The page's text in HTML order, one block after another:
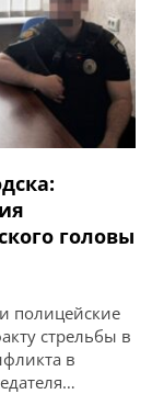
головы
полицейские
стрельбы в
в